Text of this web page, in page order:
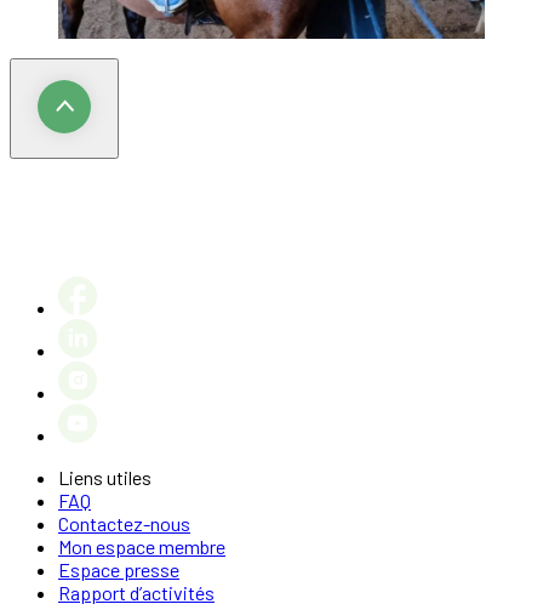
Liens utiles
FAQ
Contactez-nous
Mon espace membre
Espace presse
Rapport d’activités